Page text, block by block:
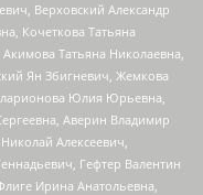
Верховский Александр
Кочеткова Татьяна
Татьяна Николаевна,
Ян Збигневич, Жемкова
Юлия Юрьевна,
Аверин Владимир
Алексеевич,
Гефтер Валентин
Ирина Анатольевна,